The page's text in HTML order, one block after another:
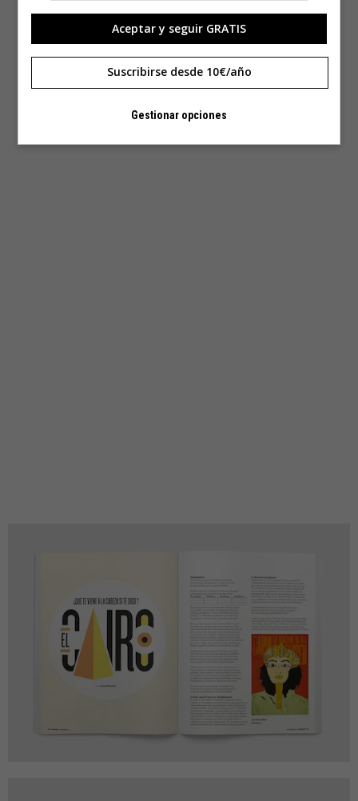
Aceptar y seguir GRATIS
Suscribirse desde 10€/año
Gestionar opciones